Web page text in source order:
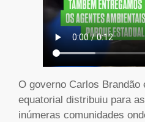
O governo Carlos Brandão
equatorial distribuiu para
inúmeras comunidades